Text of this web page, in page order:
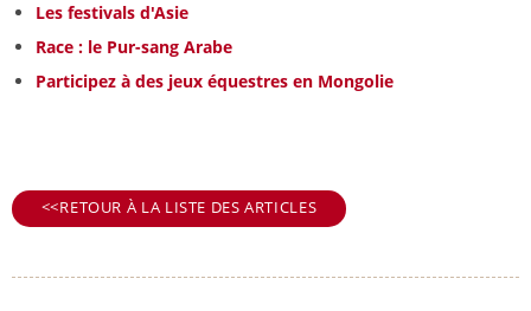
Les festivals d'Asie
Race : le Pur-sang Arabe
Participez à des jeux équestres en Mongolie
RETOUR À LA LISTE DES ARTICLES